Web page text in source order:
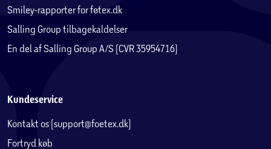
Smiley-rapporter for føtex.dk
Salling Group tilbagekaldelser
En del af Salling Group A/S (CVR 35954716)
Kundeservice
Kontakt os (support@foetex.dk)
Fortryd køb